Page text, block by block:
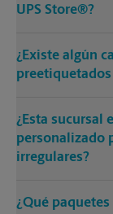
UPS Store®?
¿Existe algún
preetiquetados
¿Esta sucursal
personalizado
irregulares?
¿Qué